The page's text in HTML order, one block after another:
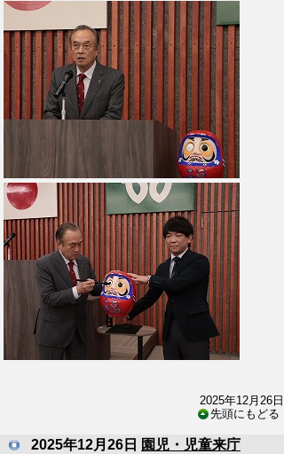
2025年12月26日
先頭にもどる
2025年12月26日 園児・児童来庁